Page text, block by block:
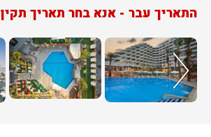
התאריך עבר - אנא בחר תאריך תקין
הוטלס
אליך
בשעות
הפעילות